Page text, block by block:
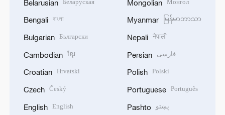
Belarusian
Bengali বাংলা
Bulgarian Български
Cambodian ខ្មែរ
Croatian Hrvatski
Czech Český
English English
Mongolian
Myanmar မြန်မာဘာသာ
Nepali नेपाली
Persian فارسی
Polish Polski
Portuguese Português
Pashto پښتو